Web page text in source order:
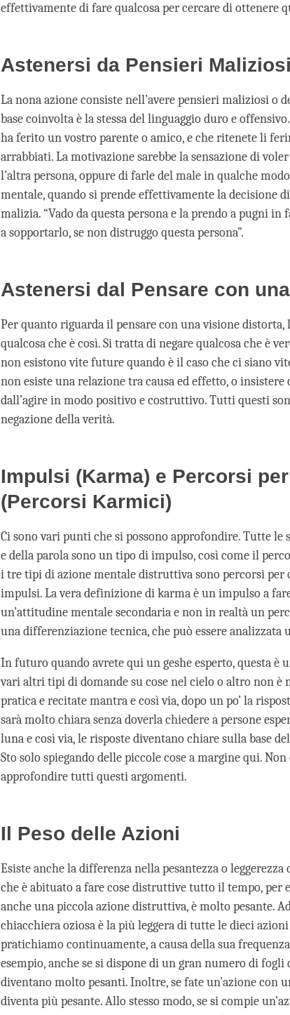
effettivamente di fare qualcosa per cercare di ottenere
Astenersi da Pensieri Maliziosi
La nona azione consiste nell’avere pensieri maliziosi o
base coinvolta è la stessa del linguaggio duro e
ha ferito un vostro parente o amico, e che ritenete li
arrabbiati. La motivazione sarebbe la sensazione di
l’altra persona, oppure di farle del male in qualche
mentale, quando si prende effettivamente la decisione
malizia. “Vado da questa persona e la prendo a pugni in
a sopportarlo, se non distruggo questa persona”.
Astenersi dal Pensare con
Per quanto riguarda il pensare con una visione distorta,
qualcosa che è così. Si tratta di negare qualcosa che è
non esistono vite future quando è il caso che ci siano
non esiste una relazione tra causa ed effetto, o
dall’agire in modo positivo e costruttivo. Tutti questi
negazione della verità.
Impulsi (Karma) e Percorsi
(Percorsi Karmici)
Ci sono vari punti che si possono approfondire. Tutte
e della parola sono un tipo di impulso, così come il
i tre tipi di azione mentale distruttiva sono percorsi per
impulsi. La vera definizione di karma è un impulso a
un’attitudine mentale secondaria e non in realtà un
una differenziazione tecnica, che può essere analizzata
In futuro quando avrete qui un geshe esperto, questa è
vari altri tipi di domande su cose nel cielo o altro non è
pratica e recitate mantra e così via, dopo un po’ la
sarà molto chiara senza doverla chiedere a persone
luna e così via, le risposte diventano chiare sulla base
Sto solo spiegando delle piccole cose a margine qui. Non
approfondire tutti questi argomenti.
Il Peso delle Azioni
Esiste anche la differenza nella pesantezza o
che è abituato a fare cose distruttive tutto il tempo, per
anche una piccola azione distruttiva, è molto pesante.
chiacchiera oziosa è la più leggera di tutte le dieci
pratichiamo continuamente, a causa della sua
esempio, anche se si dispone di un gran numero di
diventano molto pesanti. Inoltre, se fate un’azione con
diventa più pesante. Allo stesso modo, se si compie